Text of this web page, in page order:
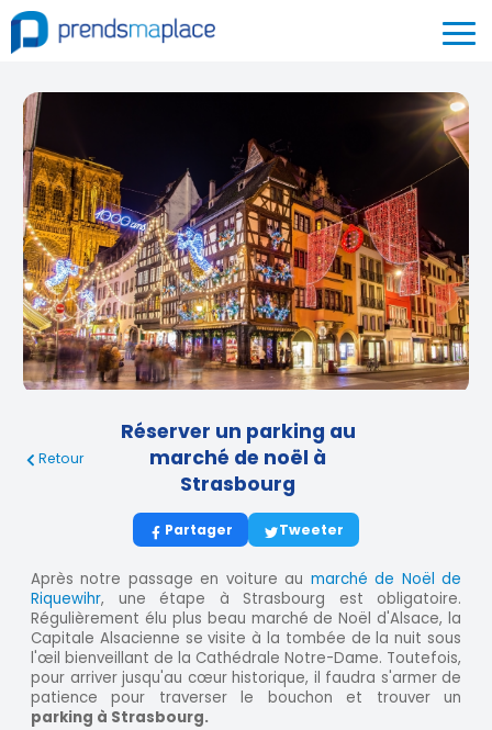
Retour
Réserver un parking au
marché de noël à
Strasbourg
Partager Tweeter
Après notre passage en voiture au marché de Noël de
Riquewihr, une étape à Strasbourg est obligatoire.
Régulièrement élu plus beau marché de Noël d'Alsace, la
Capitale Alsacienne se visite à la tombée de la nuit sous
l'œil bienveillant de la Cathédrale Notre-Dame. Toutefois,
pour arriver jusqu'au cœur historique, il faudra s'armer de
patience pour traverser le bouchon et trouver un
parking à Strasbourg.